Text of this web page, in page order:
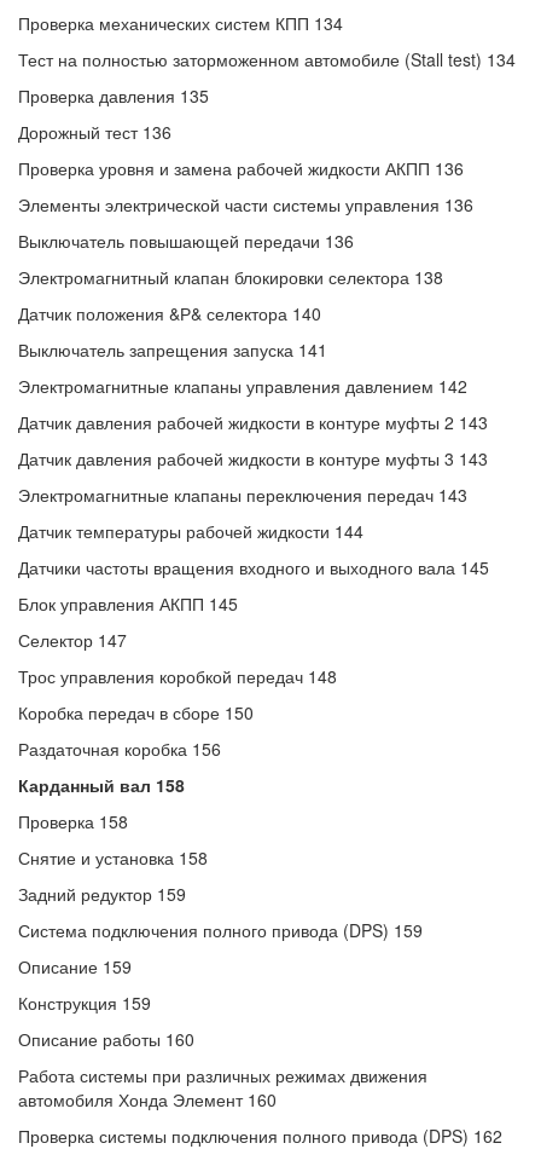
Проверка механических систем КПП 134
Тест на полностью заторможенном автомобиле (Stall test) 134
Проверка давления 135
Дорожный тест 136
Проверка уровня и замена рабочей жидкости АКПП 136
Элементы электрической части системы управления 136
Выключатель повышающей передачи 136
Электромагнитный клапан блокировки селектора 138
Датчик положения &Р& селектора 140
Выключатель запрещения запуска 141
Электромагнитные клапаны управления давлением 142
Датчик давления рабочей жидкости в контуре муфты 2 143
Датчик давления рабочей жидкости в контуре муфты 3 143
Электромагнитные клапаны переключения передач 143
Датчик температуры рабочей жидкости 144
Датчики частоты вращения входного и выходного вала 145
Блок управления АКПП 145
Селектор 147
Трос управления коробкой передач 148
Коробка передач в сборе 150
Раздаточная коробка 156
Карданный вал 158
Проверка 158
Снятие и установка 158
Задний редуктор 159
Система подключения полного привода (DPS) 159
Описание 159
Конструкция 159
Описание работы 160
Работа системы при различных режимах движения
автомобиля Хонда Элемент 160
Проверка системы подключения полного привода (DPS) 162